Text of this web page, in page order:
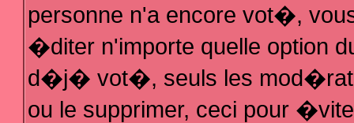
personne n'a encore vot�,
�diter n'importe quelle option
d�j� vot�, seuls les
ou le supprimer, ceci pour